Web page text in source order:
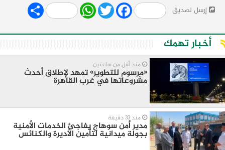
إرسل لصديق Share WhatsApp
Twitter Facebook
أخبار تهمك
منذ أقل من ساعتين
«مرسوم للتطوير» تمهد لإطلاق أحدث
مشروعاتها في غرب القاهرة
منذ 33 دقيقة
مدير أمن سوهاج يفاجئ الخدمات الأمنية
بجولة ميدانية لتأمين الأديرة والكنائس